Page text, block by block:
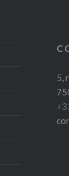
5,